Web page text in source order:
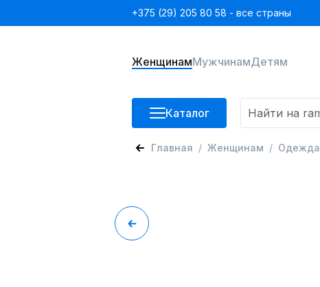
+375 (29) 205 80 58 - все страны
ЖенщинамМужчинамДетям
Каталог
Главная Женщинам Одежда